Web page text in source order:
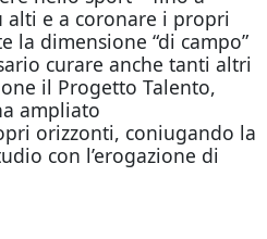
e a coronare i propri
la dimensione “di campo”
curare anche tanti altri
il Progetto Talento,
ampliato
orizzonti, coniugando la
con l’erogazione di